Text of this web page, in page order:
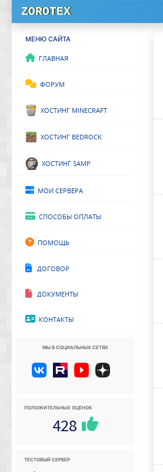
ZOROTEX
МЕНЮ САЙТА
Главная
Форум
Хостинг Minecraft
Хостинг Bedrock
Хостинг SAMP
Мои сервера
Способы оплаты
Помощь
Договор
Документы
Контакты
Мы в социальных сетях
Положительных оценок
428
Тестовый сервер